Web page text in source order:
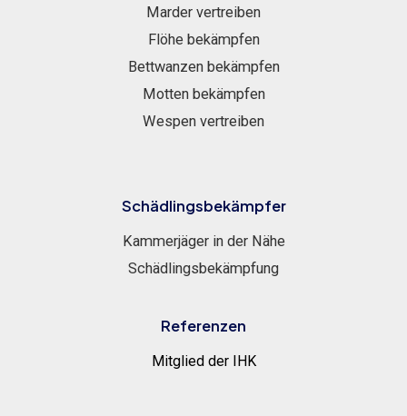
Marder vertreiben
Flöhe bekämpfen
Bettwanzen bekämpfen
Motten bekämpfen
Wespen vertreiben
Schädlingsbekämpfer
Kammerjäger in der Nähe
Schädlingsbekämpfung
Referenzen
Mitglied der IHK